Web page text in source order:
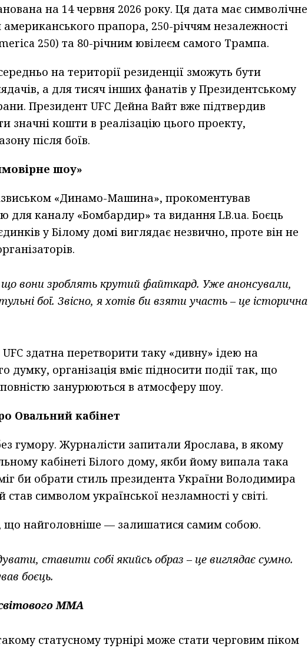
на 14 червня 2026 року. Ця дата має символічне
американського прапора, 250-річчям незалежності
250) та 80-річним ювілеєм самого Трампа.
на території резиденції зможуть бути
а для тисяч інших фанатів у Президентському
Президент UFC Дейна Вайт вже підтвердив
значні кошти в реалізацію цього проекту,
після боїв.
шоу»
«Динамо-Машина», прокоментував
для каналу «Бомбардир» та видання LB.ua. Боєць
у Білому домі виглядає незвично, проте він не
вони зроблять крутий файткард. Уже анонсували,
бої. Звісно, я хотів би взяти участь – це історична
здатна перетворити таку «дивну» ідею на
думку, організація вміє підносити події так, що
занурюються в атмосферу шоу.
Овальний кабінет
гумору. Журналісти запитали Ярослава, в якому
кабінеті Білого дому, якби йому випала така
би обрати стиль президента України Володимира
став символом української незламності у світі.
що найголовніше — залишатися самим собою.
ставити собі якийсь образ – це виглядає сумно.
боєць.
ММА
статусному турнірі може стати черговим піком